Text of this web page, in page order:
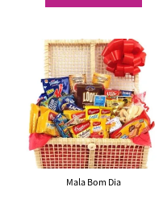
Mala Bom Dia